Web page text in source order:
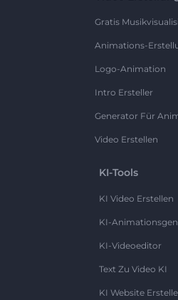
Gratis
Animations-
Logo-Animation
Intro Ersteller
Generator Für
Video Erstellen
KI-Tools
KI Video Erstellen
KI-
KI-Videoeditor
Text Zu Video KI
KI Website